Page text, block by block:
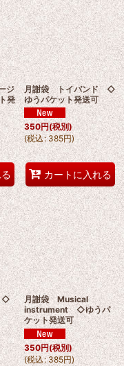
ジ
発
月謝袋 トイバンド ◇
ゆうパケット発送可
350円(税別)
(税込: 385円)
カートに入れる
◇
月謝袋 Musical
instrument ◇ゆうパ
ケット発送可
350円(税別)
(税込: 385円)